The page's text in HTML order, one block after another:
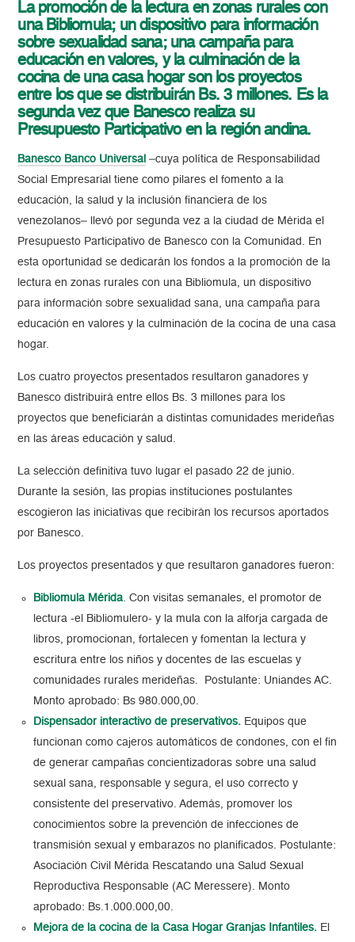
La promoción de la lectura en zonas rurales con
una Bibliomula; un dispositivo para información
sobre sexualidad sana; una campaña para
educación en valores, y la culminación de la
cocina de una casa hogar son los proyectos
entre los que se distribuirán Bs. 3 millones. Es la
segunda vez que Banesco realiza su
Presupuesto Participativo en la región andina.
Banesco Banco Universal –cuya política de Responsabilidad
Social Empresarial tiene como pilares el fomento a la
educación, la salud y la inclusión financiera de los
venezolanos– llevó por segunda vez a la ciudad de Mérida el
Presupuesto Participativo de Banesco con la Comunidad. En
esta oportunidad se dedicarán los fondos a la promoción de la
lectura en zonas rurales con una Bibliomula, un dispositivo
para información sobre sexualidad sana, una campaña para
educación en valores y la culminación de la cocina de una casa
hogar.
Los cuatro proyectos presentados resultaron ganadores y
Banesco distribuirá entre ellos Bs. 3 millones para los
proyectos que beneficiarán a distintas comunidades merideñas
en las áreas educación y salud.
La selección definitiva tuvo lugar el pasado 22 de junio.
Durante la sesión, las propias instituciones postulantes
escogieron las iniciativas que recibirán los recursos aportados
por Banesco.
Los proyectos presentados y que resultaron ganadores fueron:
Bibliomula Mérida. Con visitas semanales, el promotor de
lectura -el Bibliomulero- y la mula con la alforja cargada de
libros, promocionan, fortalecen y fomentan la lectura y
escritura entre los niños y docentes de las escuelas y
comunidades rurales merideñas. Postulante: Uniandes AC.
Monto aprobado: Bs 980.000,00.
Dispensador interactivo de preservativos. Equipos que
funcionan como cajeros automáticos de condones, con el fin
de generar campañas concientizadoras sobre una salud
sexual sana, responsable y segura, el uso correcto y
consistente del preservativo. Además, promover los
conocimientos sobre la prevención de infecciones de
transmisión sexual y embarazos no planificados. Postulante:
Asociación Civil Mérida Rescatando una Salud Sexual
Reproductiva Responsable (AC Meressere). Monto
aprobado: Bs.1.000.000,00.
Mejora de la cocina de la Casa Hogar Granjas Infantiles. El